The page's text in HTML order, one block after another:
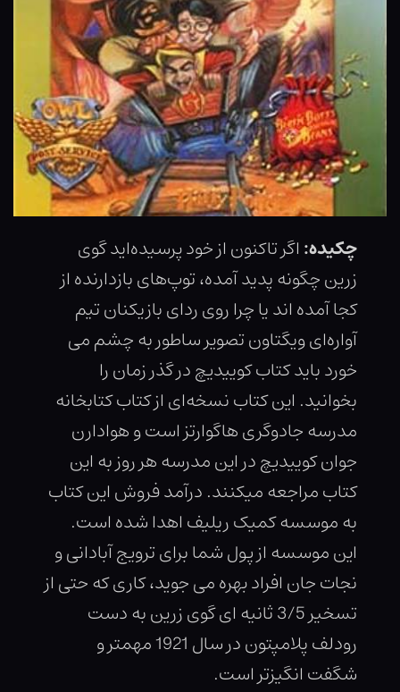
چکیده: اگر تاکنون از خود پرسیده‌اید گوی
زرین چگونه پدید آمده، توپ‌های بازدارنده از
کجا آمده اند یا چرا روی ردای بازیکنان تیم
آواره‌ای ویگتاون تصویر ساطور به چشم می
خورد باید کتاب کوییدیچ در گذر زمان را
بخوانید. این کتاب نسخه‌ای از کتاب کتابخانه
مدرسه جادوگری هاگوارتز است و هوادارن
جوان کوییدیچ در این مدرسه هر روز به این
کتاب مراجعه میکنند. درآمد فروش این کتاب
به موسسه کمیک ریلیف اهدا شده است.
این موسسه از پول شما برای ترویج آبادانی و
نجات جان افراد بهره می جوید، کاری که حتی از
تسخیر 3/5 ثانیه ای گوی زرین به دست
رودلف پلامپتون در سال 1921 مهمتر و
شگفت انگیزتر است.